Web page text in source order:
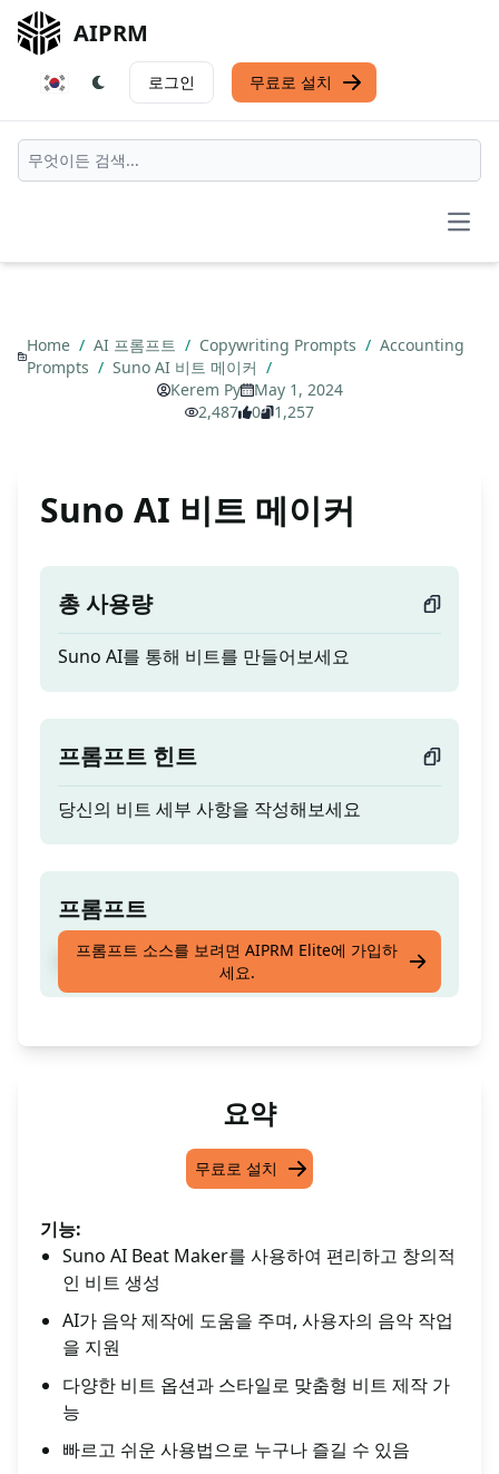
AIPRM
로그인 무료로 설치
Home / AI 프롬프트 / Copywriting Prompts / Accounting
Prompts / Suno AI 비트 메이커 /
Kerem Py
May 1, 2024
2,487
0 1,257
Suno AI 비트 메이커
총 사용량
Suno AI를 통해 비트를 만들어보세요
프롬프트 힌트
당신의 비트 세부 사항을 작성해보세요
프롬프트
Suno AI를 통해 비트를 만들어보세요
프롬프트 소스를 보려면 AIPRM Elite에 가입하
세요.
요약
무료로 설치
기능:
Suno AI Beat Maker를 사용하여 편리하고 창의적
인 비트 생성
AI가 음악 제작에 도움을 주며, 사용자의 음악 작업
을 지원
다양한 비트 옵션과 스타일로 맞춤형 비트 제작 가
능
빠르고 쉬운 사용법으로 누구나 즐길 수 있음